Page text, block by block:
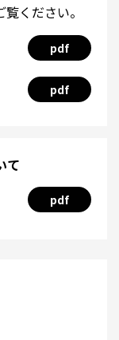
ください。
pdf
pdf
て
pdf